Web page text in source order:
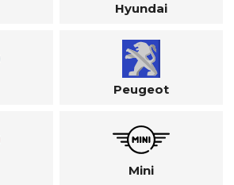
Hyundai
Peugeot
Mini